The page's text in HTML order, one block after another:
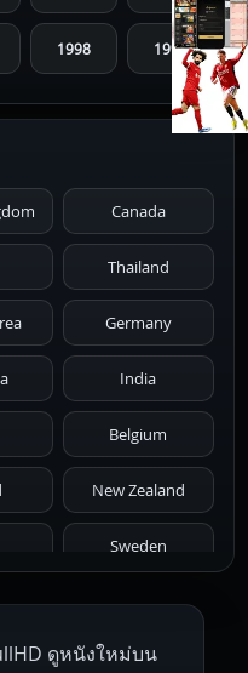
1998 1997
1993 1992
1983 1982
1978 1977
1973 1972
1968 1967
1963 1962
1955
1940 1939
Canada
Thailand
Germany
India
Belgium
New Zealand
Sweden
Poland
Bulgaria
ดูหนังใหม่บน